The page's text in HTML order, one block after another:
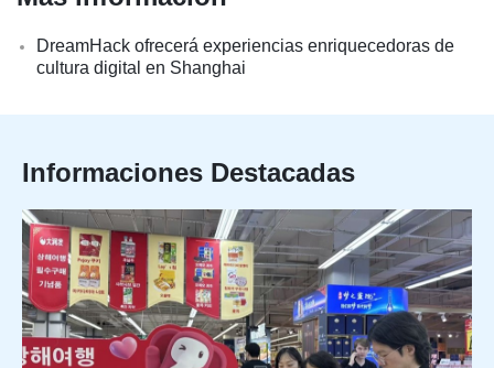
DreamHack ofrecerá experiencias enriquecedoras de
cultura digital en Shanghai
Informaciones Destacadas